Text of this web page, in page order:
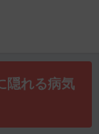
隠れる病気